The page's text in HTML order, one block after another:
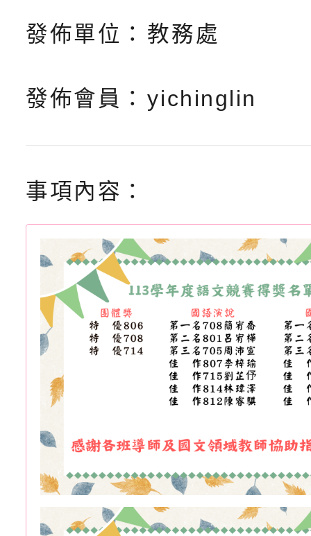
發佈單位： 教務處
發佈會員： yichinglin
事項內容：